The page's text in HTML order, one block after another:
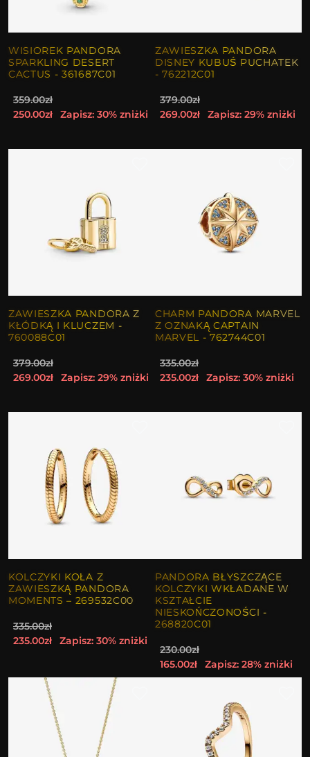
WISIOREK PANDORA
SPARKLING DESERT
CACTUS - 361687C01
359.00zł
250.00zł
Zapisz: 30% zniżki
ZAWIESZKA PANDORA
DISNEY KUBUŚ PUCHATEK
- 762212C01
379.00zł
269.00zł
Zapisz: 29% zniżki
ZAWIESZKA PANDORA Z
KŁÓDKĄ I KLUCZEM -
760088C01
379.00zł
269.00zł
Zapisz: 29% zniżki
CHARM PANDORA MARVEL
Z OZNAKĄ CAPTAIN
MARVEL - 762744C01
335.00zł
235.00zł
Zapisz: 30% zniżki
KOLCZYKI KOŁA Z
ZAWIESZKĄ PANDORA
MOMENTS – 269532C00
335.00zł
235.00zł
Zapisz: 30% zniżki
PANDORA BŁYSZCZĄCE
KOLCZYKI WKŁADANE W
KSZTAŁCIE
NIESKOŃCZONOŚCI -
268820C01
230.00zł
165.00zł
Zapisz: 28% zniżki